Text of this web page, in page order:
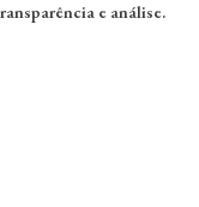
e análise.